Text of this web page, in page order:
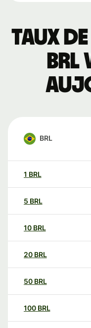
Taux
BRL
1 BRL
5 BRL
10 BRL
20 BRL
50 BRL
100 BRL